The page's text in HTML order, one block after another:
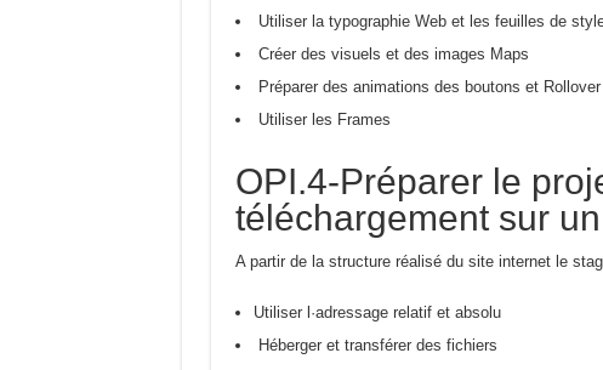
Utiliser la typographie Web et les feuilles de
Créer des visuels et des images Maps
Préparer des animations des boutons et Rollover
Utiliser les Frames
OPI.4-Préparer le
téléchargement sur
A partir de la structure réalisé du site internet le
Utiliser l·adressage relatif et absolu
Héberger et transférer des fichiers